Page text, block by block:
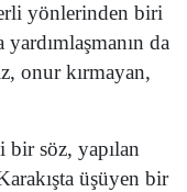
yönlerinden biri
yardımlaşmanın da
onur kırmayan,
bir söz, yapılan
üşüyen bir